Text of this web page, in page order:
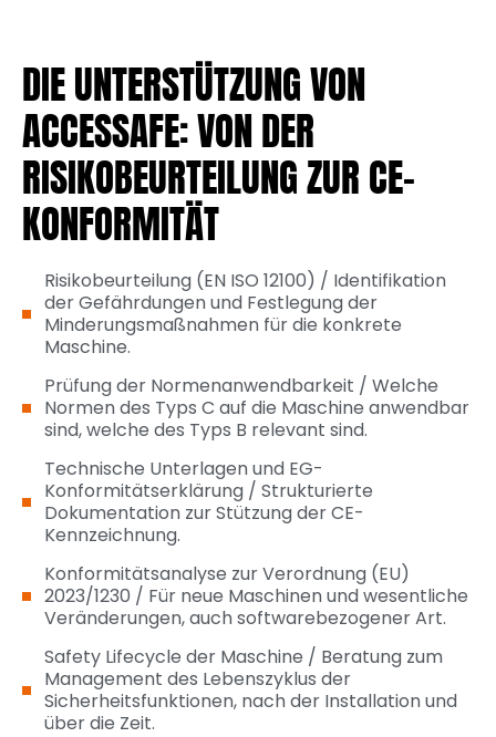
DIE UNTERSTÜTZUNG VON
ACCESSAFE: VON DER
RISIKOBEURTEILUNG ZUR CE-
KONFORMITÄT
Risikobeurteilung (EN ISO 12100) / Identifikation
der Gefährdungen und Festlegung der
Minderungsmaßnahmen für die konkrete
Maschine.
Prüfung der Normenanwendbarkeit / Welche
Normen des Typs C auf die Maschine anwendbar
sind, welche des Typs B relevant sind.
Technische Unterlagen und EG-
Konformitätserklärung / Strukturierte
Dokumentation zur Stützung der CE-
Kennzeichnung.
Konformitätsanalyse zur Verordnung (EU)
2023/1230 / Für neue Maschinen und wesentliche
Veränderungen, auch softwarebezogener Art.
Safety Lifecycle der Maschine / Beratung zum
Management des Lebenszyklus der
Sicherheitsfunktionen, nach der Installation und
über die Zeit.